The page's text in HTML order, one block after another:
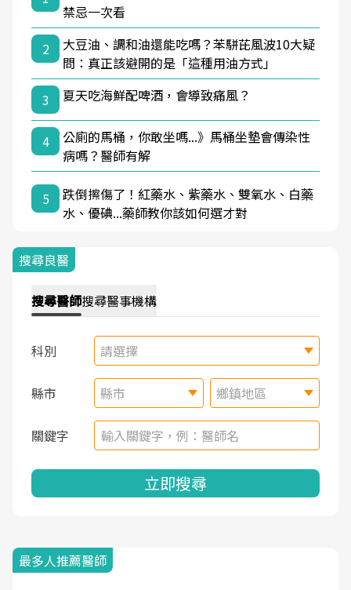
禁忌一次看
2
大豆油、調和油還能吃嗎？苯駢芘風波10大疑
問：真正該避開的是「這種用油方式」
3
夏天吃海鮮配啤酒，會導致痛風？
4
公廁的馬桶，你敢坐嗎...》馬桶坐墊會傳染性
病嗎？醫師有解
5
跌倒擦傷了！紅藥水、紫藥水、雙氧水、白藥
水、優碘...藥師教你該如何選才對
搜尋良醫
搜尋醫師搜尋醫事機構
科別 請選擇
縣市 縣市 鄉鎮地區
關鍵字
立即搜尋
最多人推薦醫師